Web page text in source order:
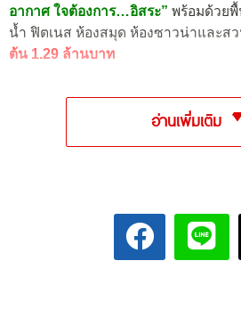
อากาศ ใจต้องการ…อิสระ” พร้อมด้วย
น้ำ ฟิตเนส ห้องสมุด ห้องซาวน่าและส
ต้น 1.29 ล้านบาท
อ่านเพิ่มเติม